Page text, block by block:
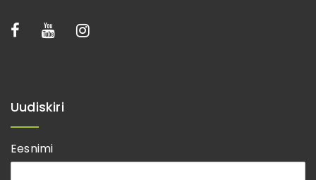
Uudiskiri
Eesnimi